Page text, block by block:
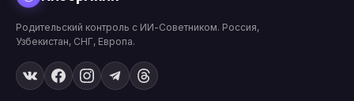
Родительский контроль с ИИ-Советником. Россия,
Узбекистан, СНГ, Европа.